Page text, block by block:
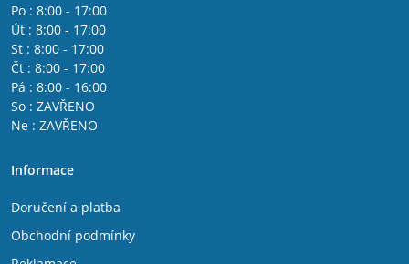
Po : 8:00 - 17:00
Út : 8:00 - 17:00
St : 8:00 - 17:00
Čt : 8:00 - 17:00
Pá : 8:00 - 16:00
So : ZAVŘENO
Ne : ZAVŘENO
Informace
Doručení a platba
Obchodní podmínky